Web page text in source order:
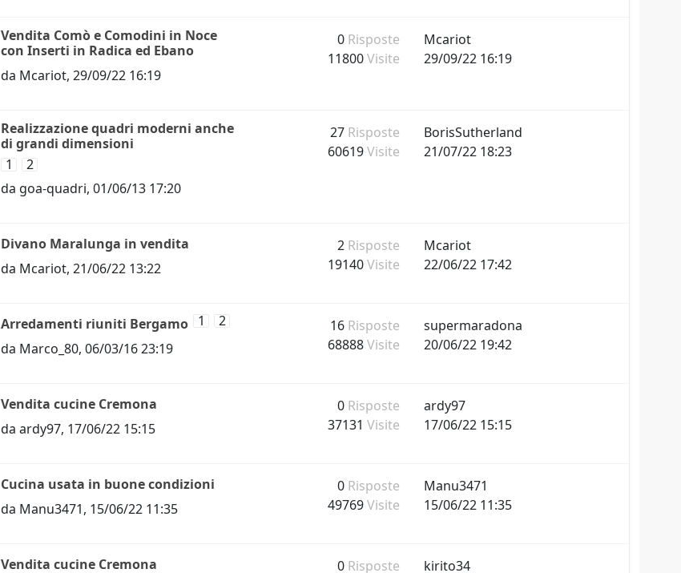
Vendita Comò e Comodini in Noce
con Inserti in Radica ed Ebano
da Mcariot,29/09/22 16:19
0 Risposte
11800Visite
Mcariot
29/09/22 16:19
Realizzazione quadri moderni anche
di grandi dimensioni
1
2
da goa-quadri,01/06/13 17:20
27 Risposte
60619Visite
BorisSutherland
21/07/22 18:23
Divano Maralunga in vendita
da Mcariot,21/06/22 13:22
2 Risposte
19140Visite
Mcariot
22/06/22 17:42
Arredamenti riuniti Bergamo 1
2
da Marco_80,06/03/16 23:19
16 Risposte
68888Visite
supermaradona
20/06/22 19:42
Vendita cucine Cremona
daardy97, 17/06/22 15:15
0 Risposte
37131 Visite
ardy97
17/06/22 15:15
Cucina usata in buone condizioni
da Manu3471, 15/06/22 11:35
0 Risposte
49769Visite
Manu3471
15/06/22 11:35
Vendita cucine Cremona 0 Risposte kirito34